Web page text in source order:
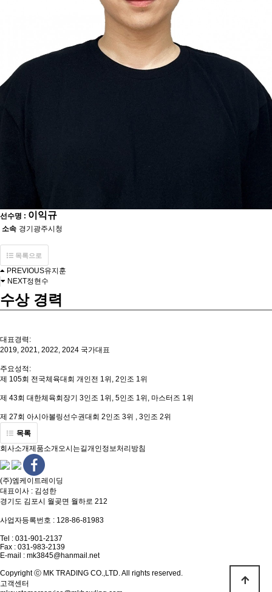
선수명 : 이익규
소속 경기광주시청
목록으로
PREVIOUS유지훈
NEXT정현수
수상 경력
대표경력:
2019, 2021, 2022, 2024 국가대표
주요성적:
제 105회 전국체육대회 개인전 1위, 2인조 1위
제 43회 대한체육회장기 3인조 1위, 5인조 1위, 마스터즈 1위
제 27회 아시아볼링선수권대회 2인조 3위 , 3인조 2위
목록
회사소개제품소개 오시는길개인정보처리방침
(주)엠케이트레이딩
대표이사 : 김성한
경기도 김포시 월곶면 월하로 212
사업자등록번호 : 128-86-81983
Tel : 031-901-2137
Fax : 031-983-2139
E-mail : mk3845@hanmail.net
Copyright ⓒ MK TRADING CO.,LTD. All rights reserved.
고객센터